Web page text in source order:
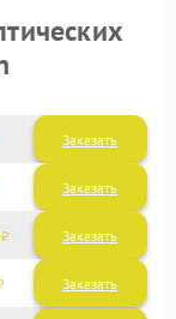
Заказать
Заказать